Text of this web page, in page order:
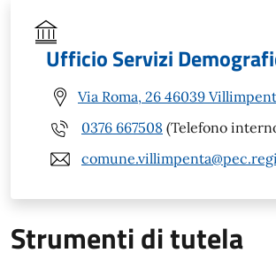
Ufficio Servizi
Via Roma, 26 46039
0376 667508 (Telefono
Strumenti di tutela